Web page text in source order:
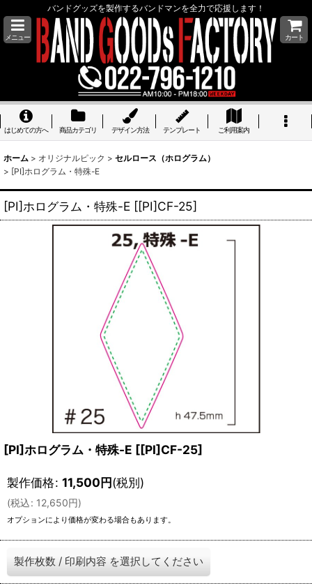
バンドグッズを製作するバンドマンを全力で応援します！
メニュー カート
はじめての方へ 商品カテゴリ デザイン方法 テンプレート ご利用案内
ホーム > オリジナルピック > セルロース（ホログラム）
> [PI]ホログラム・特殊-E
[PI]ホログラム・特殊-E [[PI]CF-25]
[PI]ホログラム・特殊-E [[PI]CF-25]
製作価格: 11,500円(税別)
(税込: 12,650円)
オプションにより価格が変わる場合もあります。
製作枚数 / 印刷内容 を選択してください